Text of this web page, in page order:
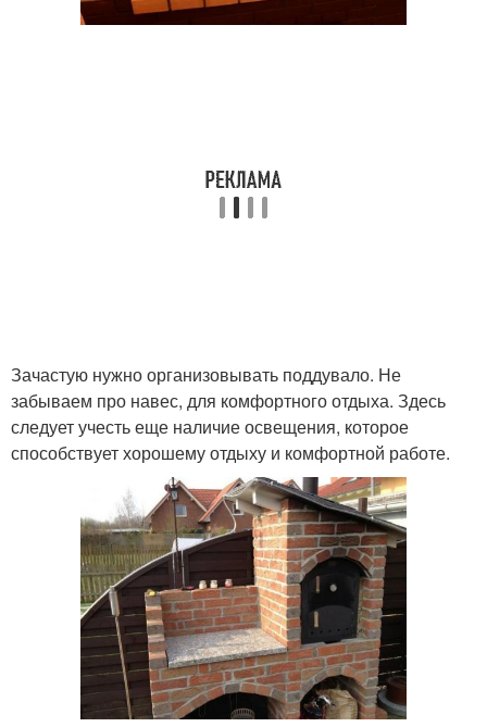
Зачастую нужно организовывать поддувало. Не
забываем про навес, для комфортного отдыха. Здесь
следует учесть еще наличие освещения, которое
способствует хорошему отдыху и комфортной работе.